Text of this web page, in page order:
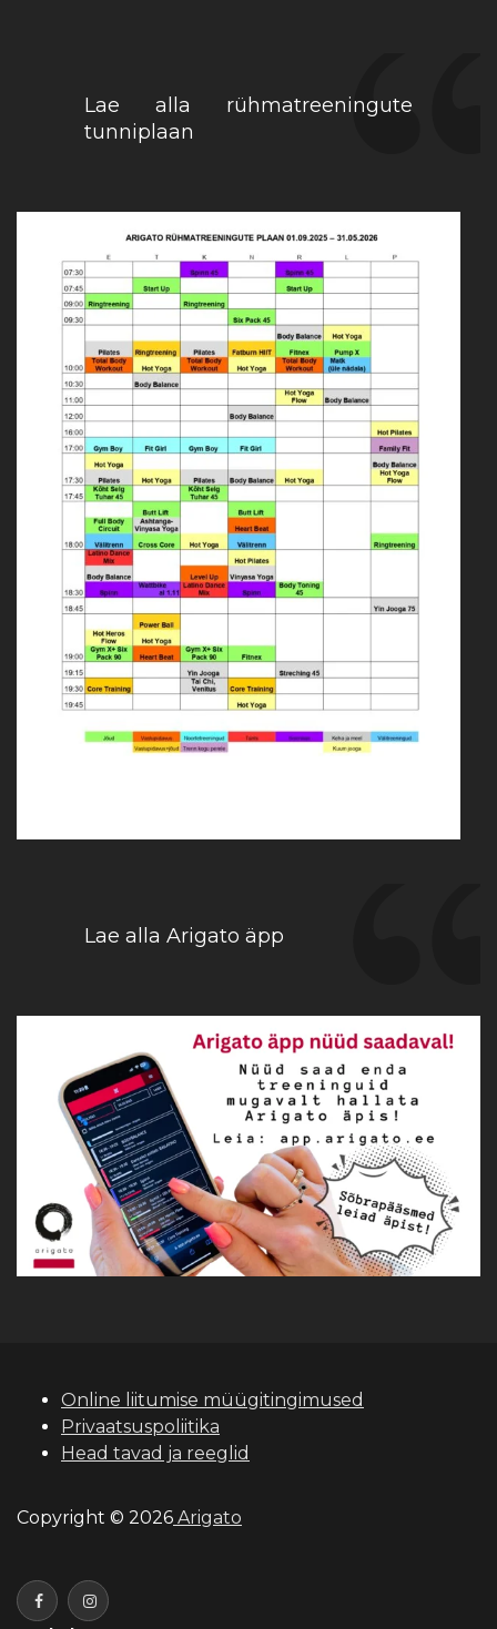
Lae alla rühmatreeningute
tunniplaan
Lae alla Arigato äpp
Online liitumise müügitingimused
Privaatsuspoliitika
Head tavad ja reeglid
Copyright © 2026 Arigato